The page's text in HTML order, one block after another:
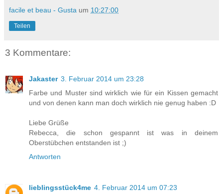
facile et beau - Gusta um 10:27:00
Teilen
3 Kommentare:
Jakaster 3. Februar 2014 um 23:28
Farbe und Muster sind wirklich wie für ein Kissen gemacht
und von denen kann man doch wirklich nie genug haben :D
Liebe Grüße
Rebecca, die schon gespannt ist was in deinem
Oberstübchen entstanden ist ;)
Antworten
lieblingsstück4me 4. Februar 2014 um 07:23